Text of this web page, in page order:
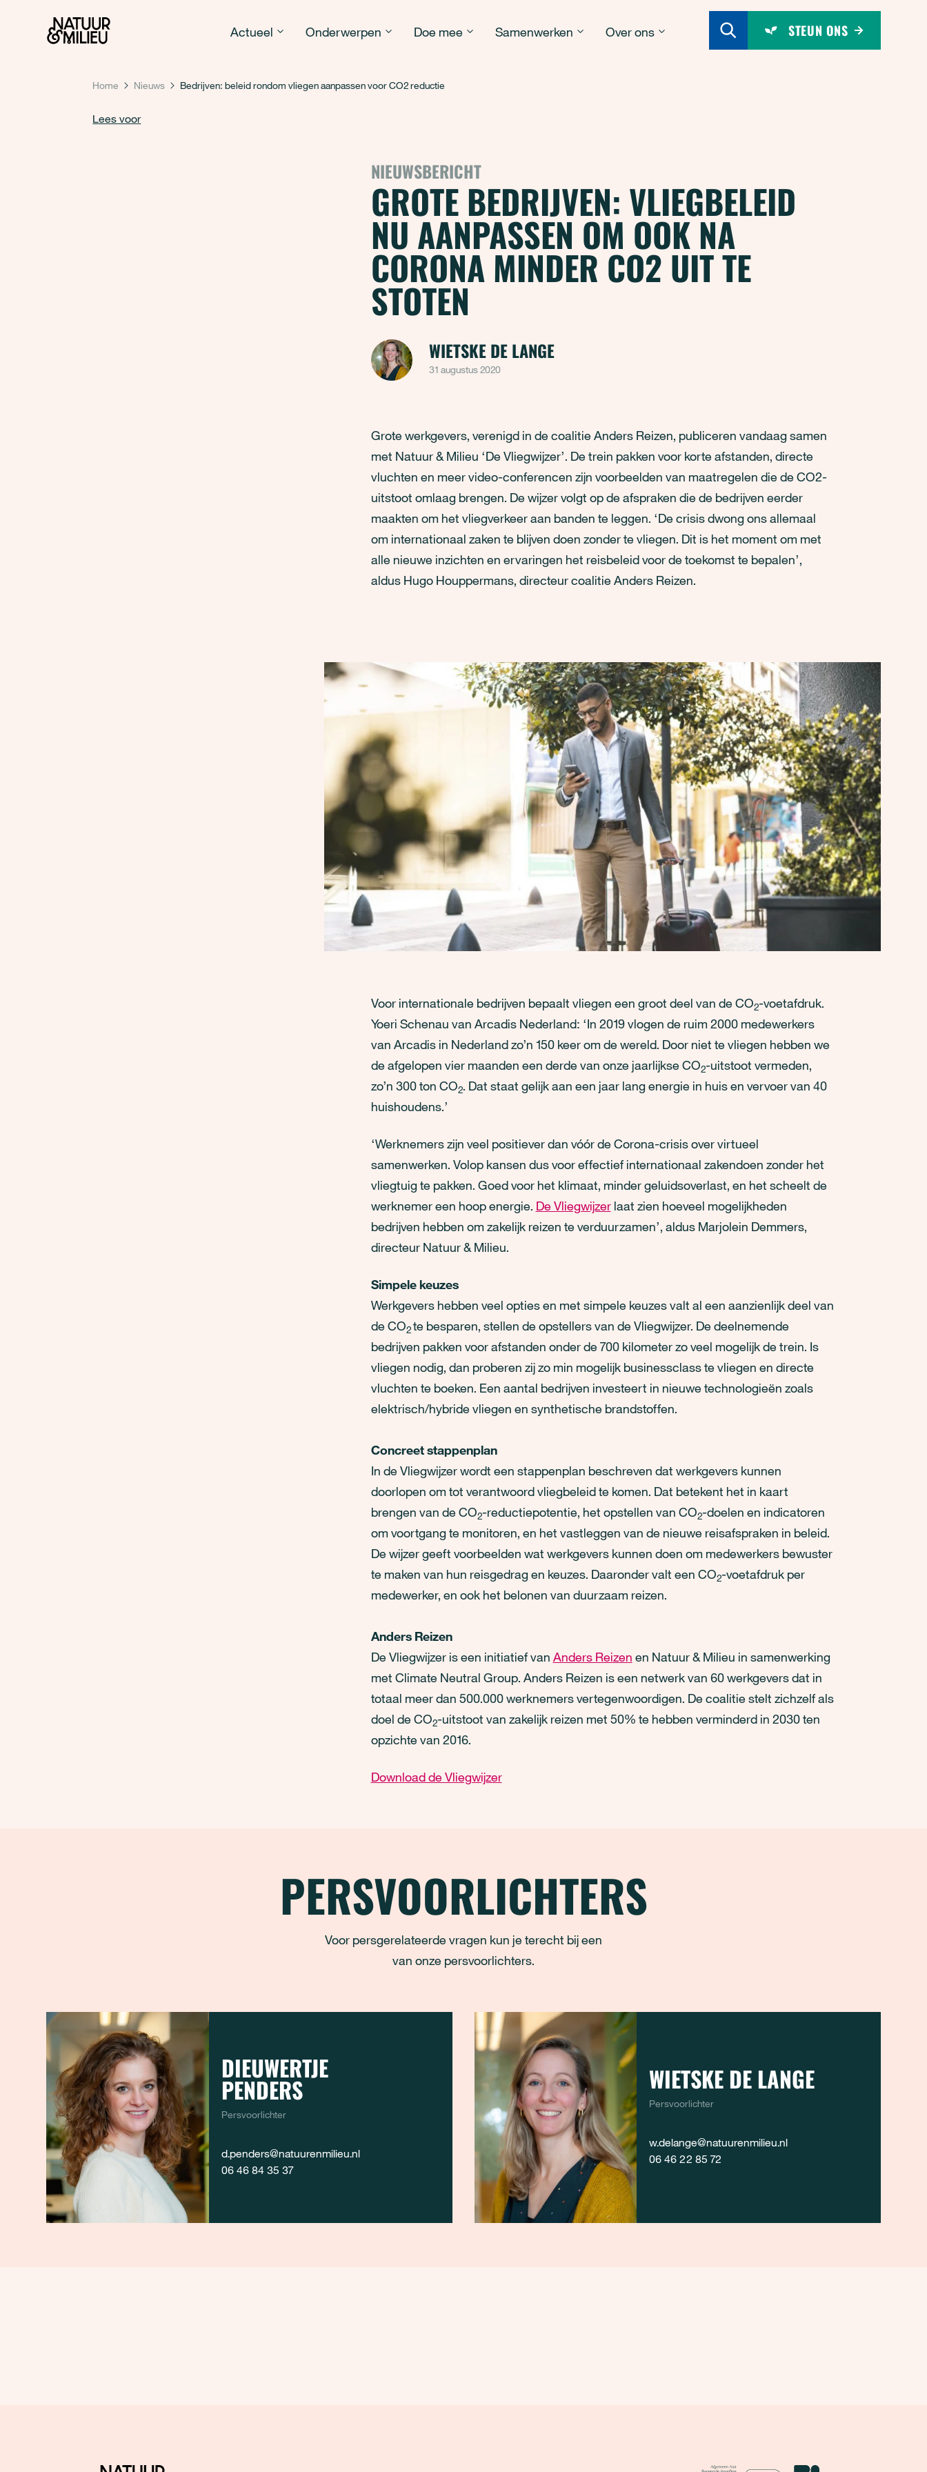
Natuur & Milieu homepage
Actueel Onderwerpen Doe mee Samenwerken Over ons STEUN ONS
Home Nieuws Bedrijven: beleid rondom vliegen aanpassen voor CO2 reductie
Lees voor
NIEUWSBERICHT
GROTE BEDRIJVEN: VLIEGBELEID
NU AANPASSEN OM OOK NA
CORONA MINDER CO2 UIT TE
STOTEN
WIETSKE DE LANGE
31 augustus 2020
Grote werkgevers, verenigd in de coalitie Anders Reizen, publiceren vandaag samen
met Natuur & Milieu ‘De Vliegwijzer’. De trein pakken voor korte afstanden, directe
vluchten en meer video-conferencen zijn voorbeelden van maatregelen die de CO2-
uitstoot omlaag brengen. De wijzer volgt op de afspraken die de bedrijven eerder
maakten om het vliegverkeer aan banden te leggen. ‘De crisis dwong ons allemaal
om internationaal zaken te blijven doen zonder te vliegen. Dit is het moment om met
alle nieuwe inzichten en ervaringen het reisbeleid voor de toekomst te bepalen’,
aldus Hugo Houppermans, directeur coalitie Anders Reizen.
Voor internationale bedrijven bepaalt vliegen een groot deel van de CO2-voetafdruk.
Yoeri Schenau van Arcadis Nederland: ‘In 2019 vlogen de ruim 2000 medewerkers
van Arcadis in Nederland zo’n 150 keer om de wereld. Door niet te vliegen hebben we
de afgelopen vier maanden een derde van onze jaarlijkse CO2-uitstoot vermeden,
zo’n 300 ton CO2. Dat staat gelijk aan een jaar lang energie in huis en vervoer van 40
huishoudens.’
‘Werknemers zijn veel positiever dan vóór de Corona-crisis over virtueel
samenwerken. Volop kansen dus voor effectief internationaal zakendoen zonder het
vliegtuig te pakken. Goed voor het klimaat, minder geluidsoverlast, en het scheelt de
werknemer een hoop energie. De Vliegwijzerlaat zien hoeveel mogelijkheden
bedrijven hebben om zakelijk reizen te verduurzamen’, aldus Marjolein Demmers,
directeur Natuur & Milieu.
Simpele keuzes
Werkgevers hebben veel opties en met simpele keuzes valt al een aanzienlijk deel van
de CO2te besparen, stellen de opstellers van de Vliegwijzer. De deelnemende
bedrijven pakken voor afstanden onder de 700 kilometer zo veel mogelijk de trein. Is
vliegen nodig, dan proberen zij zo min mogelijk businessclass te vliegen en directe
vluchten te boeken. Een aantal bedrijven investeert in nieuwe technologieën zoals
elektrisch/hybride vliegen en synthetische brandstoffen.
Concreet stappenplan
In de Vliegwijzer wordt een stappenplan beschreven dat werkgevers kunnen
doorlopen om tot verantwoord vliegbeleid te komen. Dat betekent het in kaart
brengen van de CO2-reductiepotentie, het opstellen van CO2-doelen en indicatoren
om voortgang te monitoren, en het vastleggen van de nieuwe reisafspraken in beleid.
De wijzer geeft voorbeelden wat werkgevers kunnen doen om medewerkers bewuster
te maken van hun reisgedrag en keuzes. Daaronder valt een CO2-voetafdruk per
medewerker, en ook het belonen van duurzaam reizen.
Anders Reizen
De Vliegwijzer is een initiatief van Anders Reizen en Natuur & Milieu in samenwerking
met Climate Neutral Group. Anders Reizen is een netwerk van 60 werkgevers dat in
totaal meer dan 500.000 werknemers vertegenwoordigen. De coalitie stelt zichzelf als
doel de CO2-uitstoot van zakelijk reizen met 50% te hebben verminderd in 2030 ten
opzichte van 2016.
Download de Vliegwijzer
PERSVOORLICHTERS
Voor persgerelateerde vragen kun je terecht bij een
van onze persvoorlichters.
DIEUWERTJE
PENDERS
Persvoorlichter
d.penders@natuurenmilieu.nl
06 46 84 35 37
WIETSKE DE LANGE
Persvoorlichter
w.delange@natuurenmilieu.nl
06 46 22 85 72